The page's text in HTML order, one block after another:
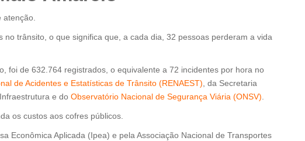
trânsito, o que significa que, a cada dia, 32 pessoas perderam a vida
foi de 632.764 registrados, o equivalente a 72 incidentes por hora no
de Acidentes e Estatísticas de Trânsito (RENAEST) , da Secretaria
e do Observatório Nacional de Segurança Viária (ONSV)
os custos aos cofres públicos.
Econômica Aplicada (Ipea) e pela Associação Nacional de Transportes